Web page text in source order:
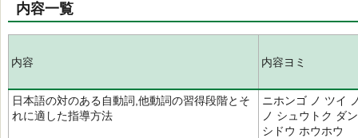
内容一覧
内容 内容ヨミ
日本語の対のある自動詞,他動詞の習得段階とそ
れに適した指導方法
ニホンゴ ノ ツイ
ノ シュウトク ダ
シドウ ホウホウ